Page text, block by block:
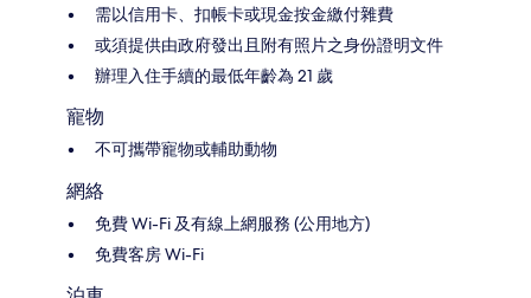
需以信用卡、扣帳卡或現金按金繳付雜費
或須提供由政府發出且附有照片之身份證明文件
辦理入住手續的最低年齡為 21 歲
寵物
不可攜帶寵物或輔助動物
網絡
免費 Wi-Fi 及有線上網服務 (公用地方)
免費客房 Wi-Fi